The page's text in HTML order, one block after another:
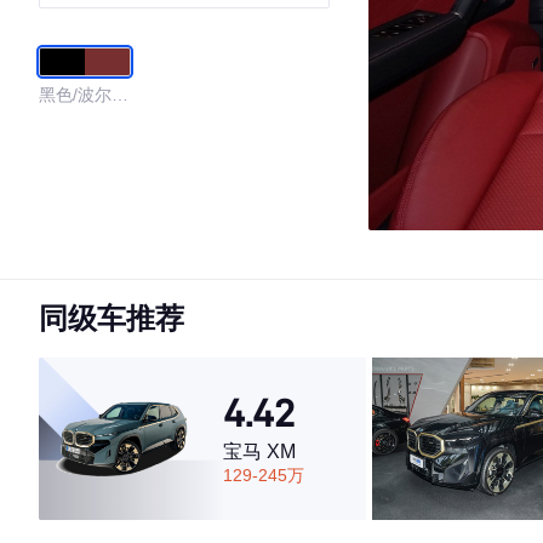
黑色/波尔多
同级车推荐
4.42
宝马 XM
129-245万